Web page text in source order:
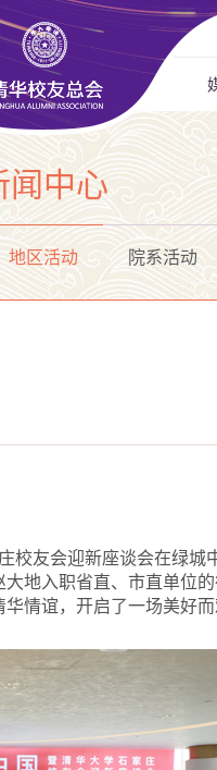
闻中心
地区活动 院系活动
校友会迎新座谈会在绿城
地入职省直、市直单位
情谊，开启了一场美好而